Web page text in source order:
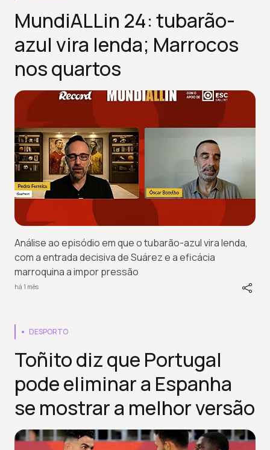
MundiALLin 24: tubarão-
azul vira lenda; Marrocos
nos quartos
Análise ao episódio em que o tubarão-azul vira lenda,
com a entrada decisiva de Suárez e a eficácia
marroquina a impor pressão
há 1 mês
DESPORTO
Toñito diz que Portugal
pode eliminar a Espanha
se mostrar a melhor versão